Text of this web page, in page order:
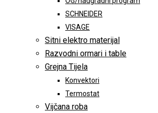
SCHNEIDER
VISAGE
Sitni elektro materijal
Razvodni ormari i table
Grejna Tijela
Konvektori
Termostat
Vijčana roba